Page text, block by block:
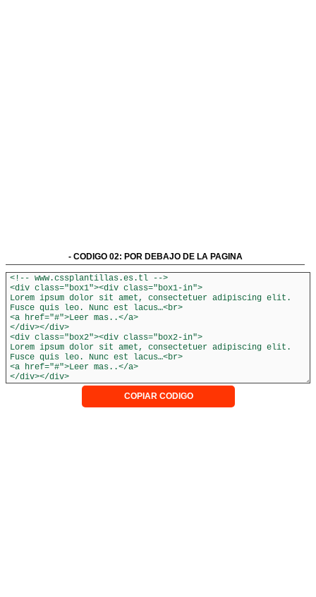
- CODIGO 02: POR DEBAJO DE LA PAGINA
COPIAR CODIGO